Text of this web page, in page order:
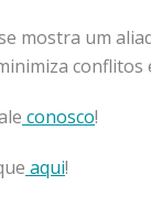
mostra um
conflitos
conosco!
aqui!